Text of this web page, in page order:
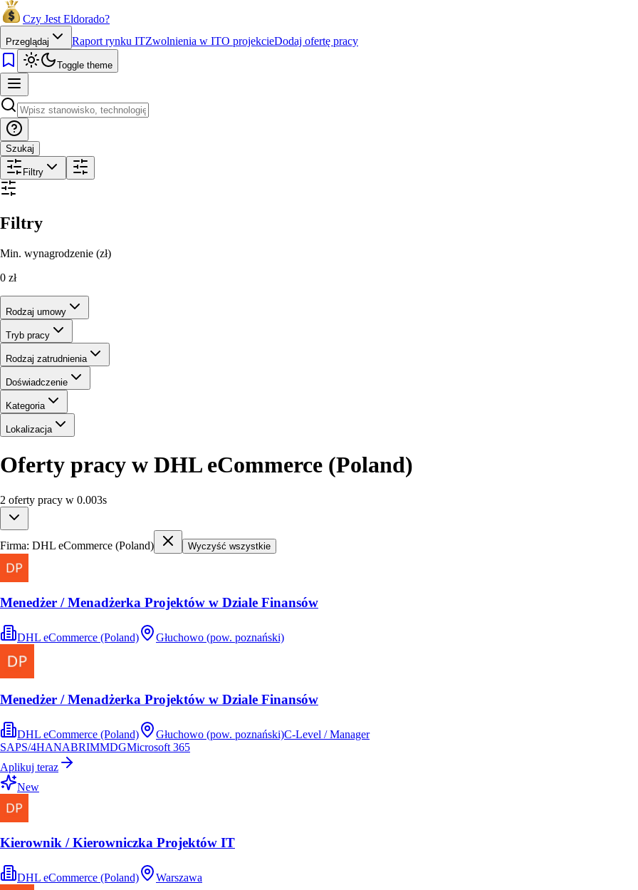
Czy Jest Eldorado?
Przeglądaj Raport rynku ITZwolnienia w ITO projekcieDodaj ofertę pracy
Toggle theme
Szukaj
Filtry
Filtry
Min. wynagrodzenie (zł)
0 zł
Rodzaj umowy
Tryb pracy
Rodzaj zatrudnienia
Doświadczenie
Kategoria
Lokalizacja
Oferty pracy w DHL eCommerce (Poland)
2 oferty pracy w 0.003s
Firma: DHL eCommerce (Poland) Wyczyść wszystkie
Menedżer / Menadżerka Projektów w Dziale Finansów
DHL eCommerce (Poland) Głuchowo (pow. poznański)
Menedżer / Menadżerka Projektów w Dziale Finansów
DHL eCommerce (Poland) Głuchowo (pow. poznański)C-Level / Manager
SAPS/4HANABRIMMDGMicrosoft 365
Aplikuj teraz
New
Kierownik / Kierowniczka Projektów IT
DHL eCommerce (Poland) Warszawa